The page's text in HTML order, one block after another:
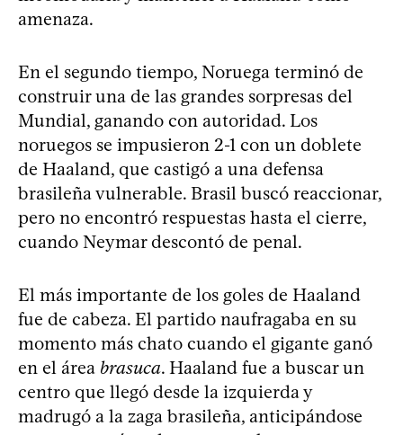
amenaza.
En el segundo tiempo, Noruega terminó de
construir una de las grandes sorpresas del
Mundial, ganando con autoridad. Los
noruegos se impusieron 2-1 con un doblete
de Haaland, que castigó a una defensa
brasileña vulnerable. Brasil buscó reaccionar,
pero no encontró respuestas hasta el cierre,
cuando Neymar descontó de penal.
El más importante de los goles de Haaland
fue de cabeza. El partido naufragaba en su
momento más chato cuando el gigante ganó
en el área brasuca. Haaland fue a buscar un
centro que llegó desde la izquierda y
madrugó a la zaga brasileña, anticipándose